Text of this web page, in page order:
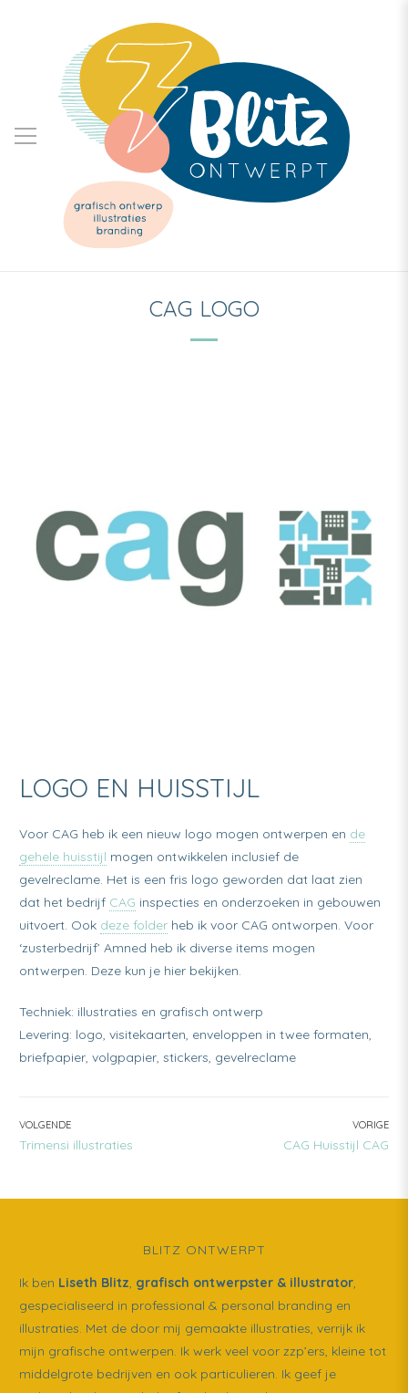
CAG LOGO
LOGO EN HUISSTIJL
Voor CAG heb ik een nieuw logo mogen ontwerpen en de
gehele huisstijl mogen ontwikkelen inclusief de
gevelreclame. Het is een fris logo geworden dat laat zien
dat het bedrijf CAG inspecties en onderzoeken in gebouwen
uitvoert. Ook deze folderheb ik voor CAG ontworpen. Voor
‘zusterbedrijf’ Amned heb ik diverse items mogen
ontwerpen. Deze kun je hier bekijken.
Techniek: illustraties en grafisch ontwerp
Levering: logo, visitekaarten, enveloppen in twee formaten,
briefpapier, volgpapier, stickers, gevelreclame
BERICHT
VOLGENDE
VOLGENDE:
Trimensi illustraties
VORIGE
VORIGE:
CAG Huisstijl CAG
BLITZ ONTWERPT
Ik ben Liseth Blitz, grafisch ontwerpster & illustrator,
gespecialiseerd in professional & personal branding en
illustraties. Met de door mij gemaakte illustraties, verrijk ik
mijn grafische ontwerpen. Ik werk veel voor zzp’ers, kleine tot
middelgrote bedrijven en ook particulieren. Ik geef je